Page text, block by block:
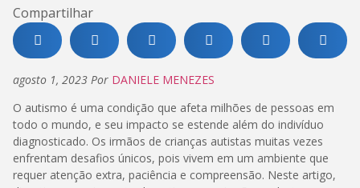
Compartilhar
agosto 1, 2023 Por DANIELE MENEZES
O autismo é uma condição que afeta milhões de pessoas em
todo o mundo, e seu impacto se estende além do indivíduo
diagnosticado. Os irmãos de crianças autistas muitas vezes
enfrentam desafios únicos, pois vivem em um ambiente que
requer atenção extra, paciência e compreensão. Neste artigo,